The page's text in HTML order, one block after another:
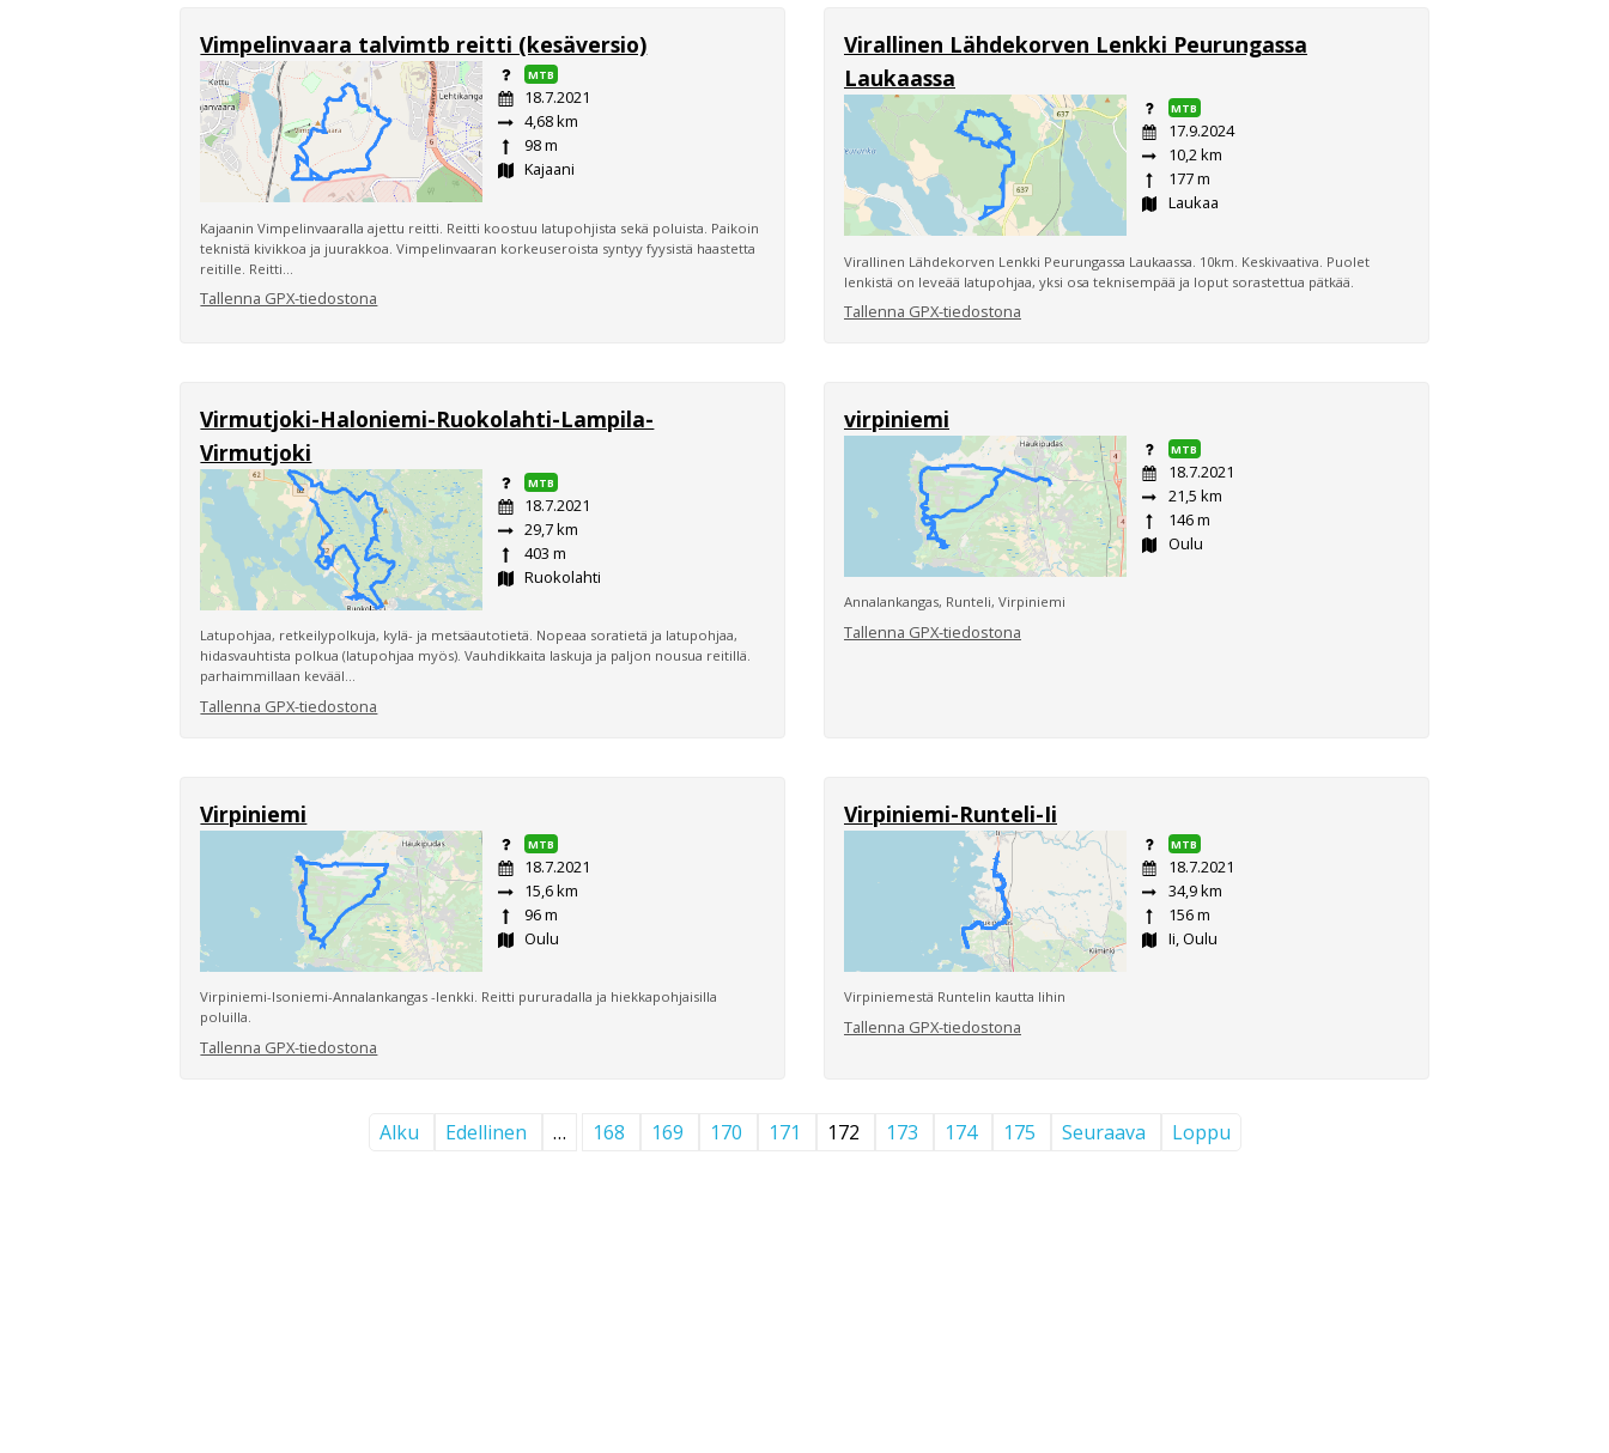
Vimpelinvaara talvimtb reitti (kesäversio)
MTB
18.7.2021
4,68 km
98 m
Kajaani
Kajaanin Vimpelinvaaralla ajettu reitti. Reitti koostuu latupohjista sekä poluista. Paikoin
teknistä kivikkoa ja juurakkoa. Vimpelinvaaran korkeuseroista syntyy fyysistä haastetta
reitille. Reitti...
Tallenna GPX-tiedostona
Virallinen Lähdekorven Lenkki Peurungassa
Laukaassa
MTB
17.9.2024
10,2 km
177 m
Laukaa
Virallinen Lähdekorven Lenkki Peurungassa Laukaassa. 10km. Keskivaativa. Puolet
lenkistä on leveää latupohjaa, yksi osa teknisempää ja loput sorastettua pätkää.
Tallenna GPX-tiedostona
Virmutjoki-Haloniemi-Ruokolahti-Lampila-
Virmutjoki
MTB
18.7.2021
29,7 km
403 m
Ruokolahti
Latupohjaa, retkeilypolkuja, kylä- ja metsäautotietä. Nopeaa soratietä ja latupohjaa,
hidasvauhtista polkua (latupohjaa myös). Vauhdikkaita laskuja ja paljon nousua reitillä.
parhaimmillaan kevääl...
Tallenna GPX-tiedostona
virpiniemi
MTB
18.7.2021
21,5 km
146 m
Oulu
Annalankangas, Runteli, Virpiniemi
Tallenna GPX-tiedostona
Virpiniemi
MTB
18.7.2021
15,6 km
96 m
Oulu
Virpiniemi-Isoniemi-Annalankangas -lenkki. Reitti pururadalla ja hiekkapohjaisilla
poluilla.
Tallenna GPX-tiedostona
Virpiniemi-Runteli-Ii
MTB
18.7.2021
34,9 km
156 m
Ii, Oulu
Virpiniemestä Runtelin kautta Iihin
Tallenna GPX-tiedostona
Alku Edellinen … 168 169 170 171 172 173 174 175 Seuraava Loppu